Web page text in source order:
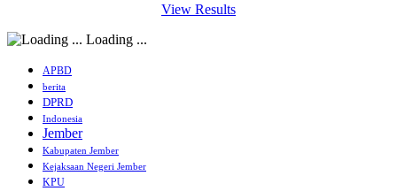
View Results
Loading ...
APBD
berita
DPRD
Indonesia
Jember
Kabupaten Jember
Kejaksaan Negeri Jember
KPU